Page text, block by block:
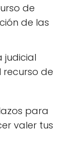
de
de las
judicial
recurso de
para
valer tus